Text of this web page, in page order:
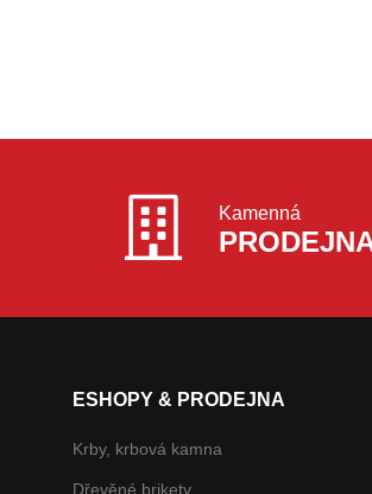
Kamenná
ESHOPY & PRODEJNA
Krby, krbová kamna
Dřevěné brikety